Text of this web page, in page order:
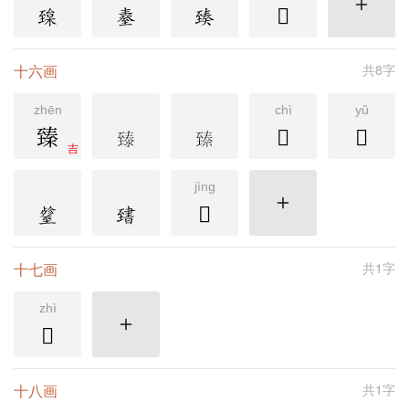
𦥈 更多
共8字
十六画
zhēn
吉
臻
chì
𦥊
yǔ
𦥉
jìng
𦥍 更多
共1字
十七画
zhì
𦥎 更多
共1字
十八画